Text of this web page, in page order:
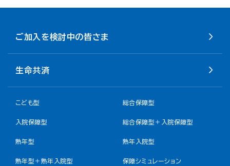
ご加入を検討中の皆さま
生命共済
こども型 総合保障型
入院保障型 総合保障型＋入院保障型
熟年型 熟年入院型
熟年型＋熟年入院型 保障シミュレーション